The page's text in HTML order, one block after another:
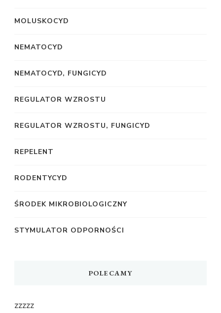
MOLUSKOCYD
NEMATOCYD
NEMATOCYD, FUNGICYD
REGULATOR WZROSTU
REGULATOR WZROSTU, FUNGICYD
REPELENT
RODENTYCYD
ŚRODEK MIKROBIOLOGICZNY
STYMULATOR ODPORNOŚCI
POLECAMY
zzzzz